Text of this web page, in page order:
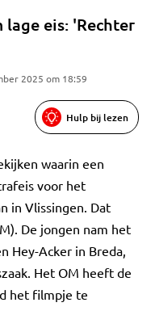
eis: 'Rechter
2025 om 18:59
Hulp bij lezen
waarin een
voor het
in Vlissingen. Dat
De jongen nam het
Hey-Acker in Breda,
Het OM heeft de
het filmpje te